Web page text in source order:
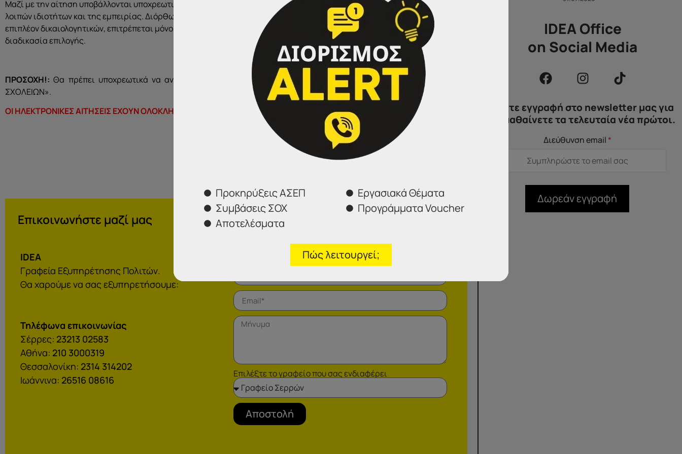
Μαζί με την αίτηση υποβάλλονται υποχρεωτικά τα απαιτούμενα δικαιολογητικά για την απόδειξη των προσόντων, των
λοιπών ιδιοτήτων και της εμπειρίας. Διόρθωση ή συμπλήρωση των αιτήσεων καθώς και αντικατάσταση ή κατάθεση
επιπλέον δικαιολογητικών, επιτρέπεται μόνο μέχρι τη λήξη της προθεσμίας υποβολής των αιτήσεων συμμετοχής στη
διαδικασία επιλογής.
ΠΡΟΣΟΧΗ!: Θα πρέπει υποχρεωτικά να αναγραφεί ως θέμα του ηλεκτρονικού μηνύματος η ένδειξη «ΚΑΘΑΡΙΟΤΗΤΑ
ΣΧΟΛΕΙΩΝ».
ΟΙ ΗΛΕΚΤΡΟΝΙΚΕΣ ΑΙΤΗΣΕΙΣ ΕΧΟΥΝ ΟΛΟΚΛΗΡΩΘΕΙ!
Επικοινωνήστε μαζί μας
IDEA
Γραφεία Εξυπηρέτησης Πολιτών.
Θα χαρούμε να σας εξυπηρετήσουμε:
Τηλέφωνα επικοινωνίας
Σέρρες: 23213 02583
Αθήνα: 210 3000319
Θεσσαλονίκη: 2314 314202
Ιωάννινα: 26516 08616
Φόρμα επικοινωνίας
Επιλέξτε το γραφείο που σας ενδιαφέρει
Αποστολή
IDEA Office
on Social Media
Κάντε εγγραφή στο newsletter μας για
να μαθαίνετε τα τελευταία νέα πρώτοι.
Διεύθυνση email*
Δωρεάν εγγραφή
Προκηρύξεις ΑΣΕΠ
Συμβάσεις ΣΟΧ
Αποτελέσματα
Εργασιακά Θέματα
Προγράμματα Voucher
Πώς λειτουργεί;